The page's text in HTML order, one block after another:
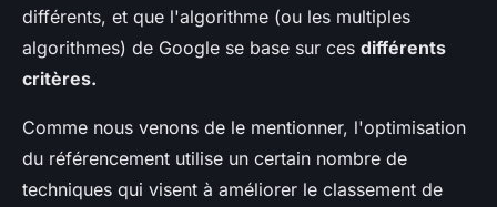
différents, et que l'algorithme (ou les multiples
algorithmes) de Google se base sur ces différents
critères.
Comme nous venons de le mentionner, l'optimisation
du référencement utilise un certain nombre de
techniques qui visent à améliorer le classement de